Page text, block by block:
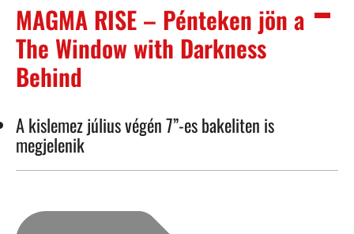
MAGMA RISE – Pénteken jön a
The Window with Darkness
Behind
A kislemez július végén 7”-es bakeliten is
megjelenik